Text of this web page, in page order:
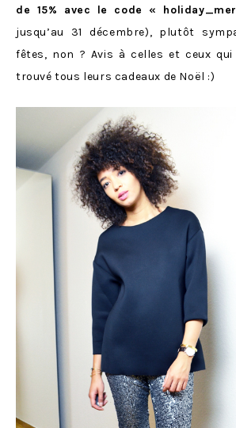
de 15% avec le code «
jusqu’au 31 décembre), plutôt
fêtes, non ? Avis à celles et ceux
trouvé tous leurs cadeaux de Noël :)